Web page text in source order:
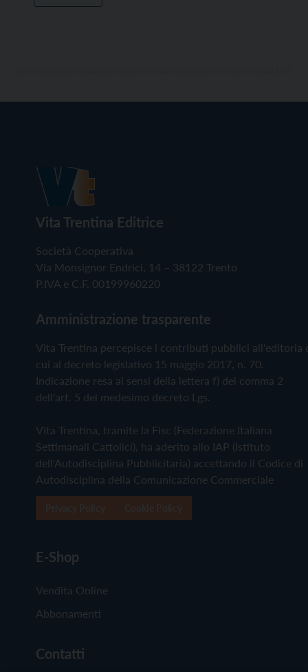
Vita Trentina Editrice
Società Cooperativa
Via Monsignor Endrici, 14 – 38122 Trento
P.IVA e C.F. 00199960220
Amministrazione trasparente
Vita Trentina percepisce i contributi pubblici all'editoria
cui al decreto legislativo 15 maggio 2017, n. 70.
Indicazione resa ai sensi della lettera f) del comma 2
dell'art. 5 del medesimo decreto Lgs.
Vita Trentina, tramite la Fisc (Federazione Italiana
Settimanali Cattolici), ha aderito allo IAP (Istituto
dell'Autodisciplina Pubblicitaria) accettando il Codice di
Autodisciplina della Comunicazione Commerciale
E-Shop
Vendita Online
Abbonamenti
Contatti